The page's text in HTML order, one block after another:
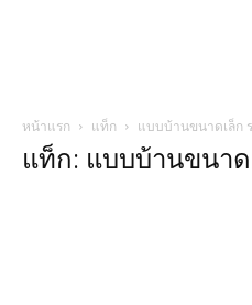
หน้าแรก แท็ก แบบบ้านขนาดเล็ก
แท็ก: แบบบ้านขนา